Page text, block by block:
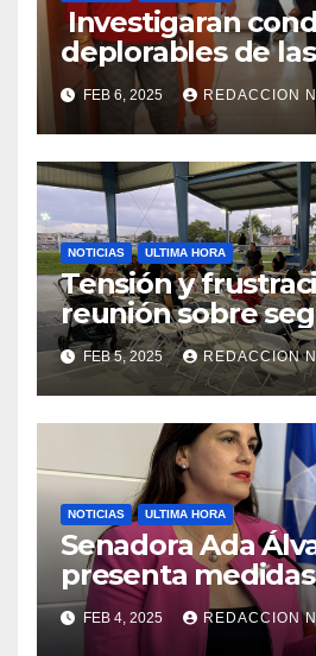
Investigaran
deplorables de las
facilidades el
de la Salud en
FEB 6, 2025 REDACCION
NOTICIAS ULTIMA HORA
Tensión y
reunión sobre
Reparto
FEB 5, 2025 REDACCION
NOTICIAS ULTIMA HORA
Senadora Ada
presenta
violencia en el
FEB 4, 2025 REDACCION